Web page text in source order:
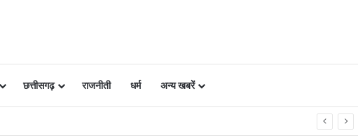
छत्तीसगढ़ राजनीती धर्म अन्य खबरें
का बना लें प्‍लान, नजारा द‍िखता है एकदम अलग